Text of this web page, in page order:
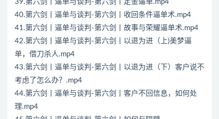
39.第六剑丨逼单与谈判-第六剑丨定金逼单.mp4
40.第六剑丨逼单与谈判-第六剑丨收回条件逼单术.mp4
41.第六剑丨逼单与谈判-第六剑丨故事与荣耀逼单术.mp4
42.第六剑丨逼单与谈判-第六剑丨以退为进（上)美梦逼
单，借刀杀人.mp4
43.第六剑丨逼单与谈判-第六剑丨以退为进（下）客户说不
考虑了怎么办？.mp4
44.第六剑丨逼单与谈判-第六剑丨客户不回信息，如何处
理.mp4